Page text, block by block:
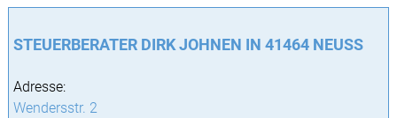
STEUERBERATER DIRK JOHNEN IN 41464 NEUSS
Adresse:
Wendersstr. 2